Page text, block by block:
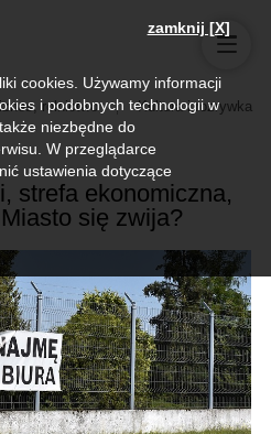
rolnictwo Kultura i rozrywka
strefa ekonomiczna,
się zwija?
zamknij [X]
cookies. Używamy informacji
i podobnych technologii w
niezbędne do
W przeglądarce
ustawienia dotyczące